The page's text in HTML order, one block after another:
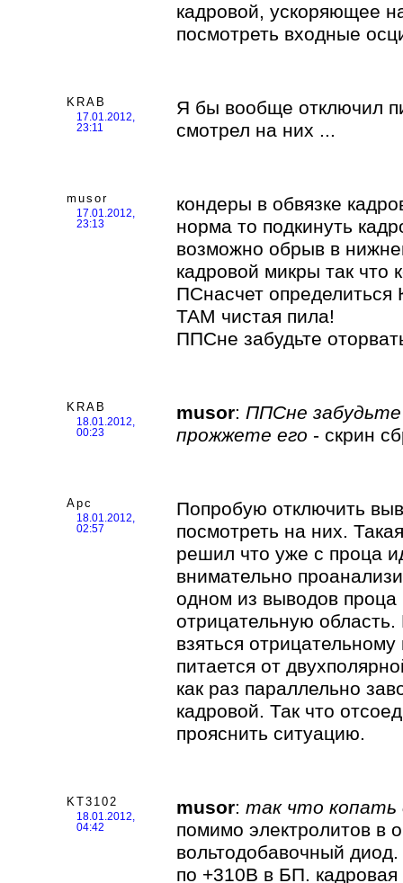
кадровой, ускоряющее
посмотреть входные
KRAB
17.01.2012,
23:11
Я бы вообще отключил
смотрел на них ...
musor
17.01.2012,
23:13
кондеры в обвязке
норма то подкинуть
возможно обрыв в
кадровой микры так что
ПСнасчет
ТАМ чистая пила!
ППСне забудьте
KRAB
18.01.2012,
00:23
musor: ППСне
прожжете его - скрин
Арс
18.01.2012,
02:57
Попробую отключить
посмотреть на них.
решил что уже с проца
внимательно
одном из выводов проца
отрицательную
взяться
питается от
как раз параллельно
кадровой. Так что
прояснить ситуацию.
KT3102
18.01.2012,
04:42
musor: так что копать
помимо электролитов в
вольтодобавочный
по +310В в БП.